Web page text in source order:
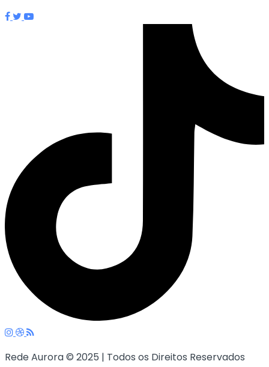
Rede Aurora © 2025 | Todos os Direitos Reservados